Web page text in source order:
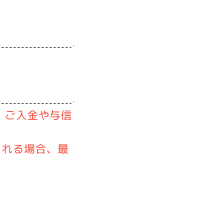
入金や与信
る場合、最